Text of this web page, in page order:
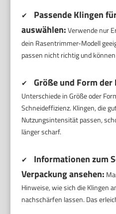
✔
Passende Klingen
auswählen:Verwende nur
dein Rasentrimmer-Modell
passen nicht richtig und
✔ Größe und Form
Unterschiede in Größe oder
Schneideffizienz. Klingen, die
Nutzungsintensität passen,
länger scharf.
✔
Informationen zum
Verpackung ansehen:
Hinweise, wie sich die Klingen
nachschärfen lassen. Das